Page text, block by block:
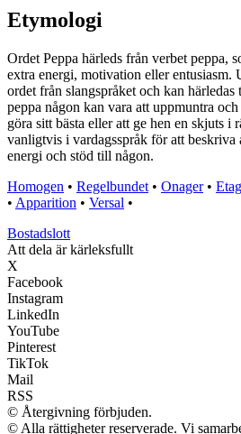
Etymologi
Ordet Peppa härleds från verbet peppa,
extra energi, motivation eller entusiasm.
ordet från slangspråket och kan
peppa någon kan vara att uppmuntra
göra sitt bästa eller att ge hen en skjuts i
vanligtvis i vardagsspråk för att beskriva
energi och stöd till någon.
Homogen • Regelbundet • Onager•
• Apparition • Versal •
Bostadslott
Att dela är kärleksfullt
X
Facebook
Instagram
LinkedIn
YouTube
Pinterest
TikTok
Mail
RSS
© Återgivning förbjuden.
© Alla rättigheter reserverade. Vi